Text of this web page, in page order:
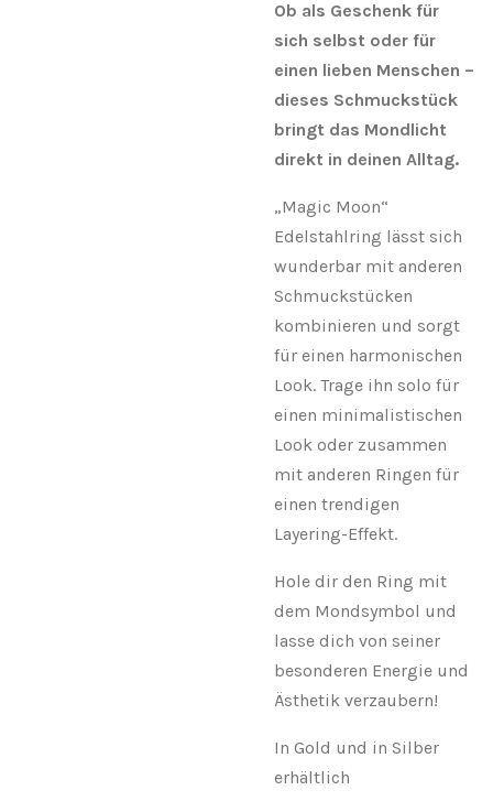
Ob als Geschenk für
sich selbst oder für
einen lieben Menschen –
dieses Schmuckstück
bringt das Mondlicht
direkt in deinen Alltag.
„Magic Moon“
Edelstahlring lässt sich
wunderbar mit anderen
Schmuckstücken
kombinieren und sorgt
für einen harmonischen
Look. Trage ihn solo für
einen minimalistischen
Look oder zusammen
mit anderen Ringen für
einen trendigen
Layering-Effekt.
Hole dir den Ring mit
dem Mondsymbol und
lasse dich von seiner
besonderen Energie und
Ästhetik verzaubern!
In Gold und in Silber
erhältlich